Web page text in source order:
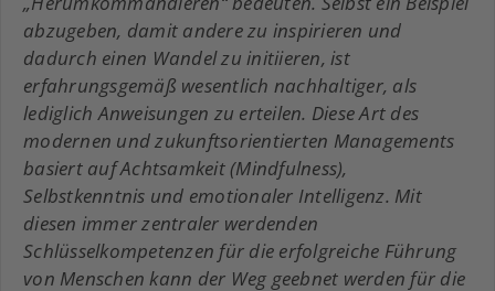
abzugeben, damit andere zu inspirieren und
dadurch einen Wandel zu initiieren, ist
erfahrungsgemäß wesentlich nachhaltiger, als
lediglich Anweisungen zu erteilen. Diese Art des
modernen und zukunftsorientierten Managements
basiert auf Achtsamkeit (Mindfulness),
Selbstkenntnis und emotionaler Intelligenz. Mit
diesen immer zentraler werdenden
Schlüsselkompetenzen für die erfolgreiche Führung
von Menschen kann der Weg geebnet werden für die